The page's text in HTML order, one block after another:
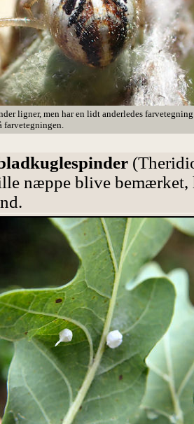
ligner, men har en lidt anderledes
farvetegningen.
næppe blive bemærket,